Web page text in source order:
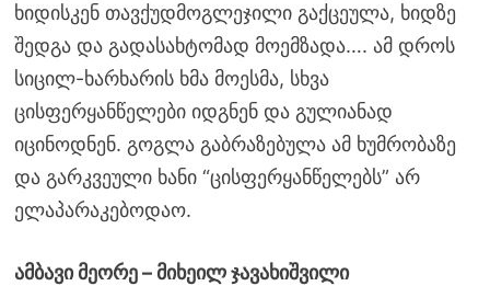
ხიდისკენ თავქუდმოგლეჯილი გაქცეულა, ხიდზე
შედგა და გადასახტომად მოემზადა…. ამ დროს
სიცილ-ხარხარის ხმა მოესმა, სხვა
ცისფერყანწელები იდგნენ და გულიანად
იცინოდნენ. გოგლა გაბრაზებულა ამ ხუმრობაზე
და გარკვეული ხანი “ცისფერყანწელებს” არ
ელაპარაკებოდაო.
ამბავი მეორე – მიხეილ ჯავახიშვილი